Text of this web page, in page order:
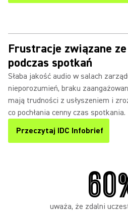
Frustracje związane ze
podczas spotkań
Słaba jakość audio w salach
nieporozumień, braku
mają trudności z usłyszeniem i
co pochłania cenny czas spotkania.
Przeczytaj IDC Infobrief
uważa, że zdalni